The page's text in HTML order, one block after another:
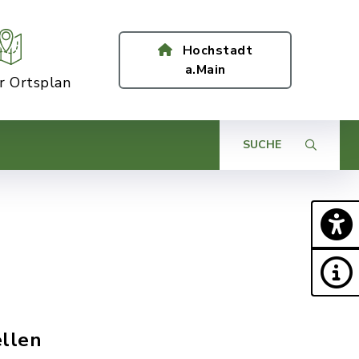
Ortsplan
Hochstadt
a.Main
SUCHE